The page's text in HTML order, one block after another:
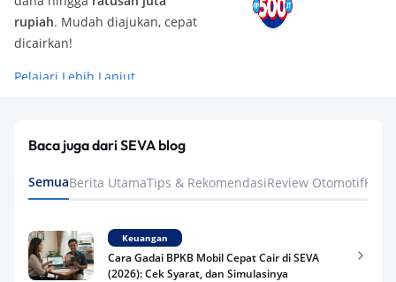
rupiah. Mudah diajukan, cepat
dicairkan!
Pelajari Lebih Lanjut
Baca juga dari SEVA blog
SemuaBerita UtamaTips & RekomendasiReview Otomotif
Keuangan
Cara Gadai BPKB Mobil Cepat Cair di SEVA
(2026): Cek Syarat, dan Simulasinya